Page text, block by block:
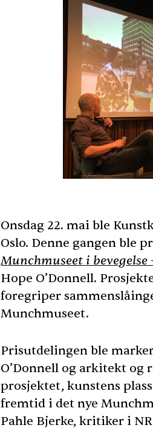
Onsdag 22. mai ble
Oslo. Denne gangen ble
Munchmuseet i
Hope O’Donnell.
foregriper
Munchmuseet.
Prisutdelingen ble
O’Donnell og arkitekt og
prosjektet, kunstens
fremtid i det nye
Pahle Bjerke, kritiker i